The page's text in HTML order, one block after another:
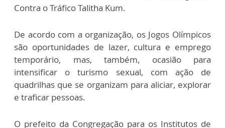
Contra o Tráfico Talitha Kum.
De acordo com a organização, os Jogos Olímpicos
são oportunidades de lazer, cultura e emprego
temporário, mas, também, ocasião para
intensificar o turismo sexual, com ação de
quadrilhas que se organizam para aliciar, explorar
e traficar pessoas.
O prefeito da Congregação para os Institutos de